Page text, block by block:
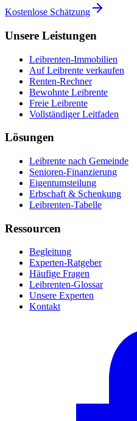
Kostenlose Schätzung
Unsere Leistungen
Leibrenten-Immobilien
Auf Leibrente verkaufen
Renten-Rechner
Bewohnte Leibrente
Freie Leibrente
Vollständiger Leitfaden
Lösungen
Leibrente nach Gemeinde
Senioren-Finanzierung
Eigentumsteilung
Erbschaft & Schenkung
Leibrenten-Tabelle
Ressourcen
Begleitung
Experten-Ratgeber
Häufige Fragen
Leibrenten-Glossar
Unsere Experten
Kontakt